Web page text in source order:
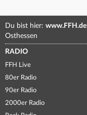
Du bist hier: www.FFH.de
Osthessen
RADIO
FFH Live
80er Radio
90er Radio
2000er Radio